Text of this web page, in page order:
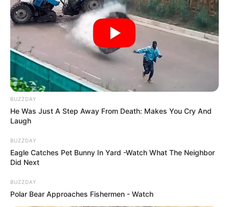
BUZZDAY
He Was Just A Step Away From Death: Makes You Cry And
Laugh
BUZZDAY
Eagle Catches Pet Bunny In Yard -Watch What The Neighbor
Did Next
BUZZDAY
Polar Bear Approaches Fishermen - Watch